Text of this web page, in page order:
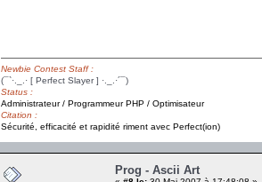
Newbie Contest Staff :
(¯`·._.· [ Perfect Slayer ] ·._.·´¯)
Status :
Administrateur / Programmeur PHP / Optimisateur
Citation :
Sécurité, efficacité et rapidité riment avec Perfect(ion)
Prog - Ascii Art